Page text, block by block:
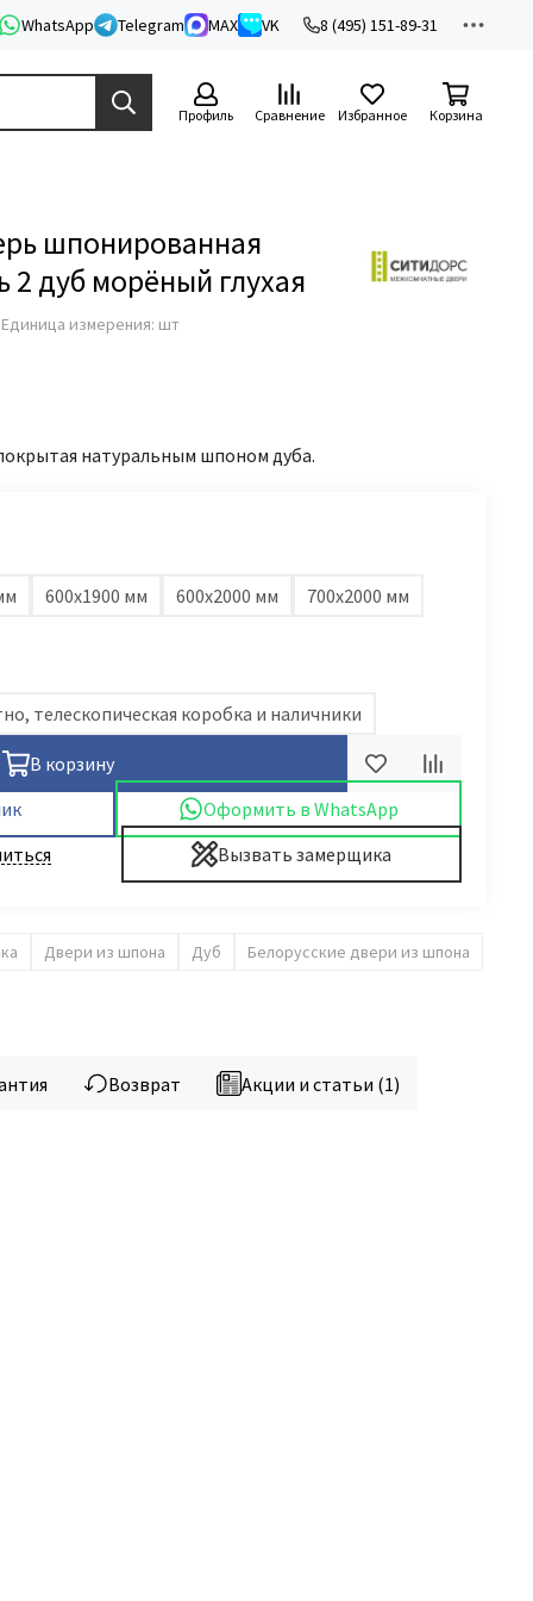
WhatsApp Telegram MAX VK 8 (495) 151-89-31
Профиль Сравнение Избранное Корзина
шпонированная
2 дуб морёный глухая
Единица измерения: шт
натуральным шпоном дуба.
600х1900 мм 600х2000 мм
700х2000 мм
телескопическая коробка и наличники
В корзину
Оформить в WhatsApp
Вызвать замерщика
Двери из шпона Дуб
Белорусские двери из шпона
Возврат Акции и статьи (1)